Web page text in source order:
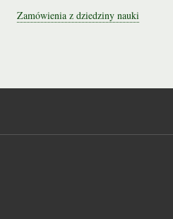
Zamówienia z dziedziny nauki